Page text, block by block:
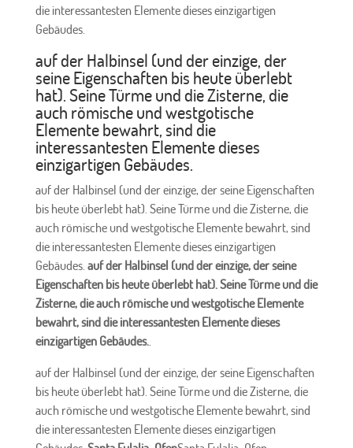
die interessantesten Elemente dieses einzigartigen
Gebäudes.
auf der Halbinsel (und der einzige, der
seine Eigenschaften bis heute überlebt
hat). Seine Türme und die Zisterne, die
auch römische und westgotische
Elemente bewahrt, sind die
interessantesten Elemente dieses
einzigartigen Gebäudes.
auf der Halbinsel (und der einzige, der seine Eigenschaften
bis heute überlebt hat). Seine Türme und die Zisterne, die
auch römische und westgotische Elemente bewahrt, sind
die interessantesten Elemente dieses einzigartigen
Gebäudes. auf der Halbinsel (und der einzige, der seine
Eigenschaften bis heute überlebt hat). Seine Türme und die
Zisterne, die auch römische und westgotische Elemente
bewahrt, sind die interessantesten Elemente dieses
einzigartigen Gebäudes..
auf der Halbinsel (und der einzige, der seine Eigenschaften
bis heute überlebt hat). Seine Türme und die Zisterne, die
auch römische und westgotische Elemente bewahrt, sind
die interessantesten Elemente dieses einzigartigen